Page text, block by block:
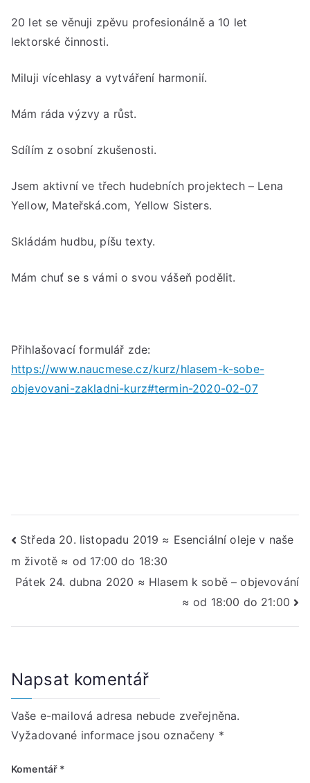
20 let se věnuji zpěvu profesionálně a 10 let
lektorské činnosti.
Miluji vícehlasy a vytváření harmonií.
Mám ráda výzvy a růst.
Sdílím z osobní zkušenosti.
Jsem aktivní ve třech hudebních projektech – Lena
Yellow, Mateřská.com, Yellow Sisters.
Skládám hudbu, píšu texty.
Mám chuť se s vámi o svou vášeň podělit.
Přihlašovací formulář zde:
https://www.naucmese.cz/kurz/hlasem-k-sobe-
objevovani-zakladni-kurz#termin-2020-02-07
Navigace
pro
Středa 20. listopadu 2019 ≈ Esenciální oleje v naše
m životě ≈ od 17:00 do 18:30
Pátek 24. dubna 2020 ≈ Hlasem k sobě – objevování
≈ od 18:00 do 21:00
Napsat komentář
Vaše e-mailová adresa nebude zveřejněna.
Vyžadované informace jsou označeny *
Komentář *